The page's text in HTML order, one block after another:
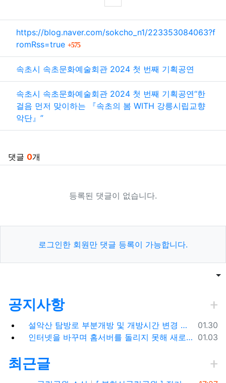
SNS 공유
관련자료
https://blog.naver.com/sokcho_n1/223353084063?f
romRss=true
575회 연결
속초시 속초문화예술회관 2024 첫 번째 기획공연
속초시 속초문화예술회관 2024 첫 번째 기획공연“한
걸음 먼저 맞이하는 『속초의 봄 WITH 강릉시립교향
악단』”
댓글 0개
등록된 댓글이 없습니다.
로그인한 회원만 댓글 등록이 가능합니다.
목록게
공지사항
등록일
01.30
설악산 탐방로 부분개방 및 개방시간 변경 안내(1.26.(금), 04:00 기준)
등록일
01.03
인터넷을 바꾸며 홈서버를 돌리지 못해 새로 시작합니다.
최근글